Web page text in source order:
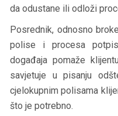
da odustane ili odloži
Posrednik, odnosno
polise i procesa
događaja pomaže
savjetuje u pisanju
cjelokupnim polisama
što je potrebno.